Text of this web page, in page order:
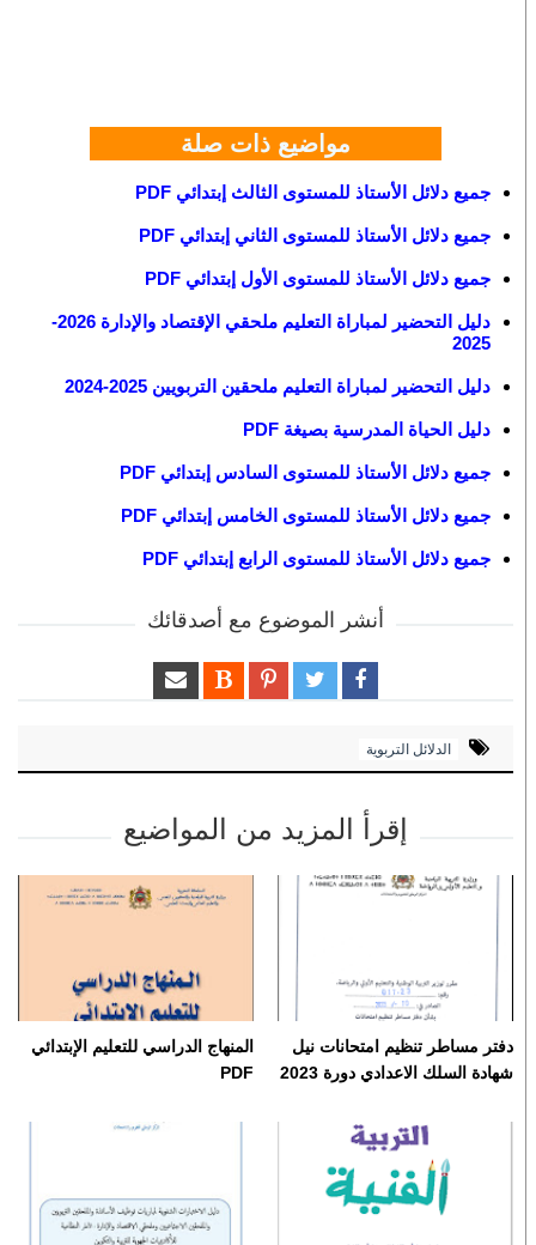
مواضيع ذات صلة
جميع دلائل الأستاذ للمستوى الثالث إبتدائي PDF
جميع دلائل الأستاذ للمستوى الثاني إبتدائي PDF
جميع دلائل الأستاذ للمستوى الأول إبتدائي PDF
دليل التحضير لمباراة التعليم ملحقي الإقتصاد والإدارة 2026-
2025
دليل التحضير لمباراة التعليم ملحقين التربويين 2025-2024
دليل الحياة المدرسية بصيغة PDF
جميع دلائل الأستاذ للمستوى السادس إبتدائي PDF
جميع دلائل الأستاذ للمستوى الخامس إبتدائي PDF
جميع دلائل الأستاذ للمستوى الرابع إبتدائي PDF
أنشر الموضوع مع أصدقائك
الدلائل التربوية
إقرأ المزيد من المواضيع
دفتر مساطر تنظيم امتحانات نيل
شهادة السلك الاعدادي دورة 2023
المنهاج الدراسي للتعليم الإبتدائي
PDF